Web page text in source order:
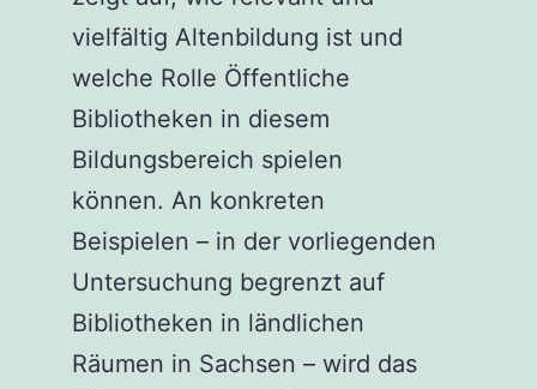
vielfältig Altenbildung ist und
welche Rolle Öffentliche
Bibliotheken in diesem
Bildungsbereich spielen
können. An konkreten
Beispielen – in der vorliegenden
Untersuchung begrenzt auf
Bibliotheken in ländlichen
Räumen in Sachsen – wird das